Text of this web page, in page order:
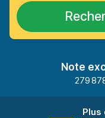
Note
279
Plus